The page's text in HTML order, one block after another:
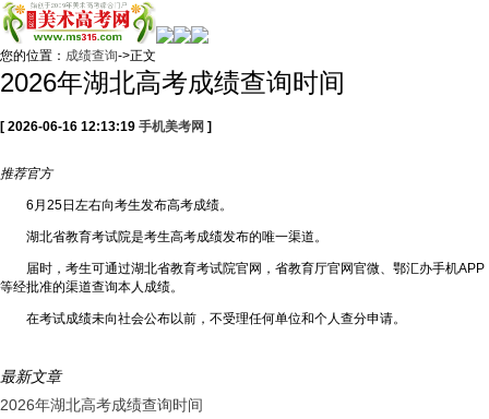
您的位置： 成绩查询->正文
2026年湖北高考成绩查询时间
[ 2026-06-16 12:13:19 手机美考网 ]
推荐官方
6月25日左右向考生发布高考成绩。
湖北省教育考试院是考生高考成绩发布的唯一渠道。
届时，考生可通过湖北省教育考试院官网，省教育厅官网官微、鄂汇办手机APP
等经批准的渠道查询本人成绩。
在考试成绩未向社会公布以前，不受理任何单位和个人查分申请。
最新文章
2026年湖北高考成绩查询时间